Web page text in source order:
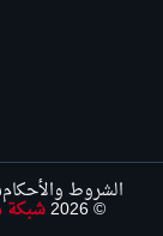
© 2026
الشروط والأحكام